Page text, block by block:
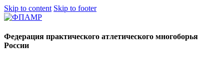
Skip to content Skip to footer
Федерация практического атлетического многоборья
России